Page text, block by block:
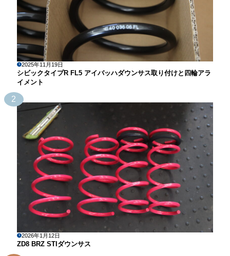
2025年11月19日
シビックタイプR FL5 アイバッハダウンサス取り付けと四輪アラ
イメント
2
2026年1月12日
ZD8 BRZ STIダウンサス